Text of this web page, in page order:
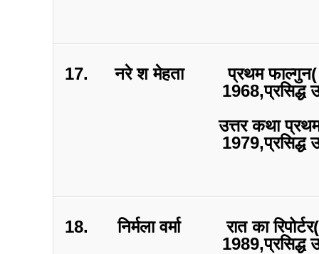
17. नरे श मेहता
प्रथम
1968,प्रसिद्ध
उत्तर कथा
1979,प्रसिद्ध
18. निर्मला वर्मा
रात का
1989,प्रसिद्ध